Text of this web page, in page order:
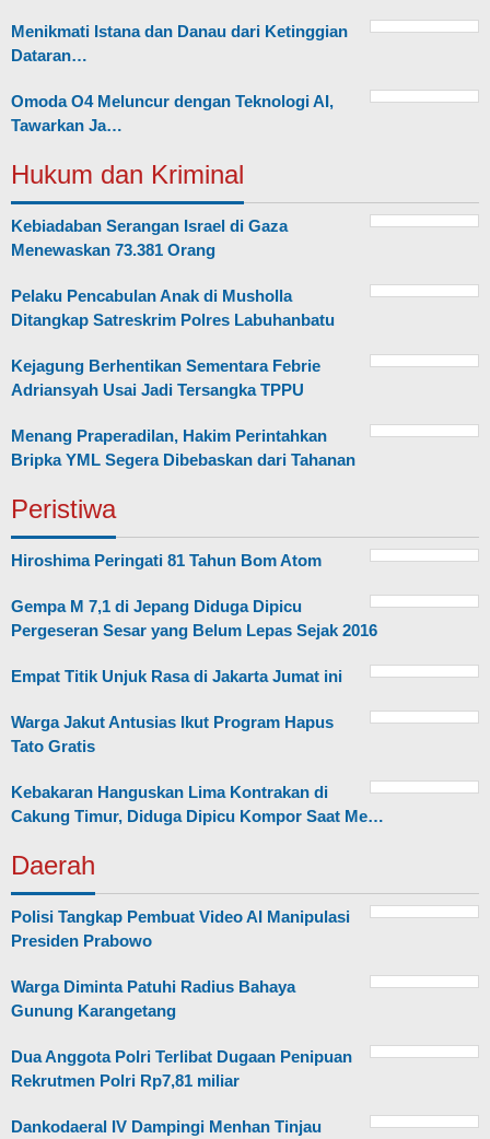
Menikmati Istana dan Danau dari Ketinggian
Dataran…
Omoda O4 Meluncur dengan Teknologi AI,
Tawarkan Ja…
Hukum dan Kriminal
Kebiadaban Serangan Israel di Gaza
Menewaskan 73.381 Orang
Pelaku Pencabulan Anak di Musholla
Ditangkap Satreskrim Polres Labuhanbatu
Kejagung Berhentikan Sementara Febrie
Adriansyah Usai Jadi Tersangka TPPU
Menang Praperadilan, Hakim Perintahkan
Bripka YML Segera Dibebaskan dari Tahanan
Peristiwa
Hiroshima Peringati 81 Tahun Bom Atom
Gempa M 7,1 di Jepang Diduga Dipicu
Pergeseran Sesar yang Belum Lepas Sejak 2016
Empat Titik Unjuk Rasa di Jakarta Jumat ini
Warga Jakut Antusias Ikut Program Hapus
Tato Gratis
Kebakaran Hanguskan Lima Kontrakan di
Cakung Timur, Diduga Dipicu Kompor Saat Me…
Daerah
Polisi Tangkap Pembuat Video AI Manipulasi
Presiden Prabowo
Warga Diminta Patuhi Radius Bahaya
Gunung Karangetang
Dua Anggota Polri Terlibat Dugaan Penipuan
Rekrutmen Polri Rp7,81 miliar
Dankodaeral IV Dampingi Menhan Tinjau